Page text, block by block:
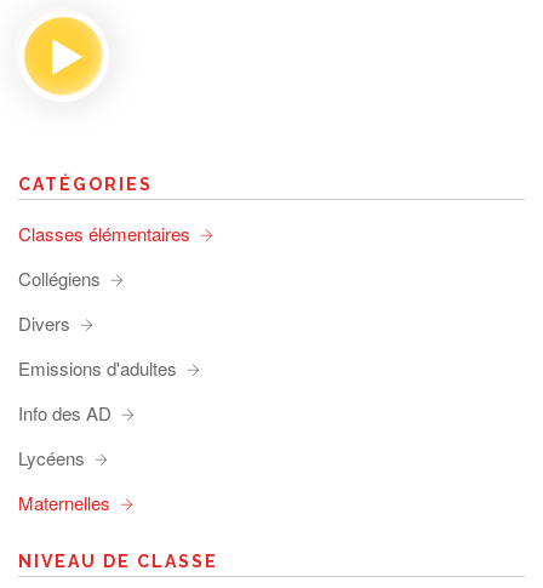
CATÉGORIES
Classes élémentaires
Collégiens
Divers
Emissions d'adultes
Info des AD
Lycéens
Maternelles
NIVEAU DE CLASSE